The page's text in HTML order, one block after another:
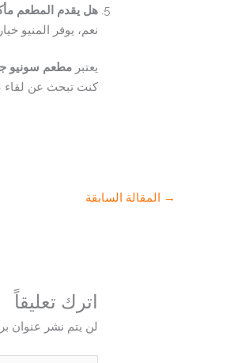
هل يقدم المطعم
نعم، يوفر المنيو
يعتبرمطعم سونيو
كنت تبحث عن لقاء
→ المقالة السابقة
اترك تعليقاً
لن يتم نشر عنوان